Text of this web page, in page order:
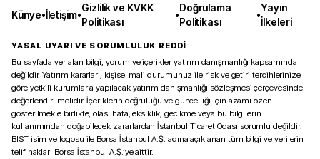
Künye•İletişim•
Gizlilik ve KVKK
Politikası
•
Doğrulama
Politikası
•
Yayın
İlkeleri
YASAL UYARI VE SORUMLULUK REDDİ
Bu sayfada yer alan bilgi, yorum ve içerikler yatırım danışmanlığı kapsamında
değildir. Yatırım kararları, kişisel mali durumunuz ile risk ve getiri tercihlerinize
göre yetkili kurumlarla yapılacak yatırım danışmanlığı sözleşmesi çerçevesinde
değerlendirilmelidir. İçeriklerin doğruluğu ve güncelliği için azami özen
gösterilmekle birlikte, olası hata, eksiklik, gecikme veya bu bilgilerin
kullanımından doğabilecek zararlardan İstanbul Ticaret Odası sorumlu değildir.
BIST isim ve logosu ile Borsa İstanbul A.Ş. adına açıklanan tüm bilgi ve verilerin
telif hakları Borsa İstanbul A.Ş.’ye aittir.